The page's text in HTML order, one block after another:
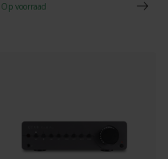
Op voorraad